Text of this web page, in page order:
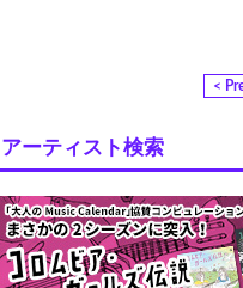
<
アーティスト検索